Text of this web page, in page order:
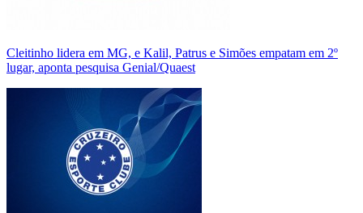
Cleitinho lidera em MG, e Kalil, Patrus e Simões empatam em 2º
lugar, aponta pesquisa Genial/Quaest